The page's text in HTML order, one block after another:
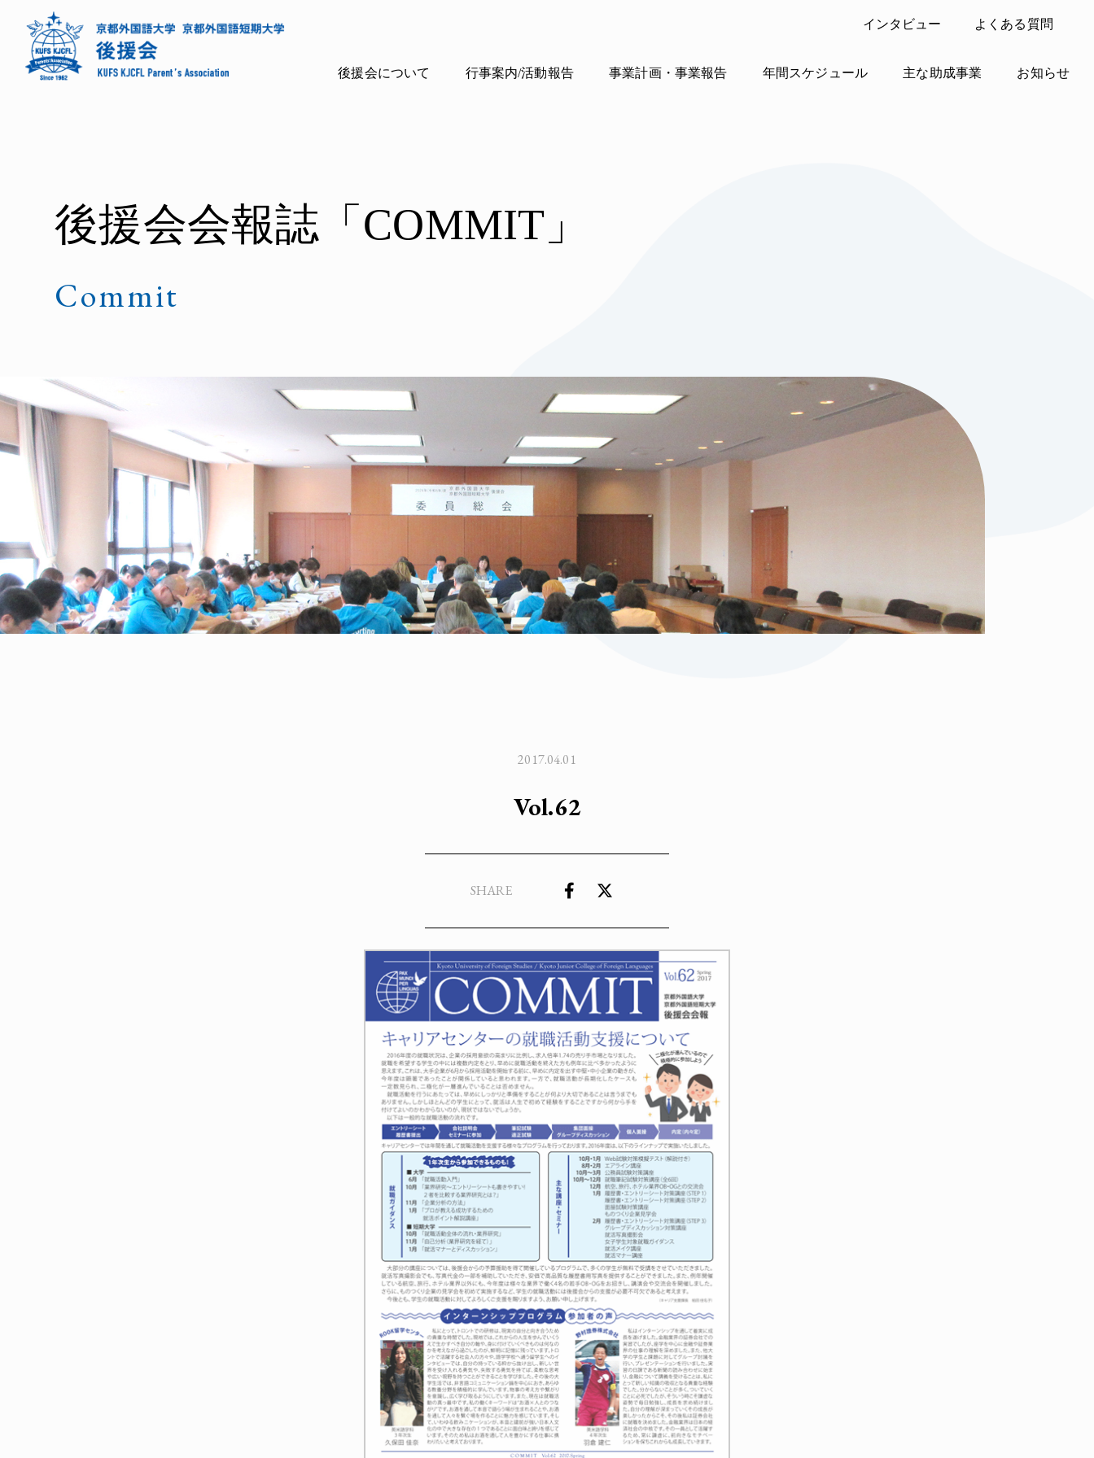
インタビュー よくある質問
後援会について 行事案内/活動報告 事業計画・事業報告 年間スケジュール 主な助成事業 お知らせ
後援会会報誌「COMMIT」
Commit
2017.04.01
Vol.62
SHARE